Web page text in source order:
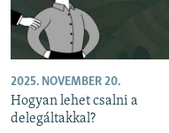
2025. NOVEMBER 20.
Hogyan lehet csalni a
delegáltakkal?